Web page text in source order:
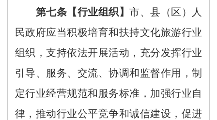
第七条 【行业组织】市、县（区）人
民政府应当积极培育和扶持文化旅游行业
组织，支持依法开展活动，充分发挥行业
引导、服务、 交流、协调和监督作用 ，制
定行业经营规范和服务标准，加强行业自
律， 推动行业公平竞争和诚信建设，促进